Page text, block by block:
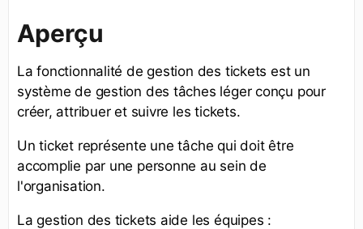
Aperçu
La fonctionnalité de gestion des tickets est un
système de gestion des tâches léger conçu pour
créer, attribuer et suivre les tickets.
Un ticket représente une tâche qui doit être
accomplie par une personne au sein de
l'organisation.
La gestion des tickets aide les équipes :